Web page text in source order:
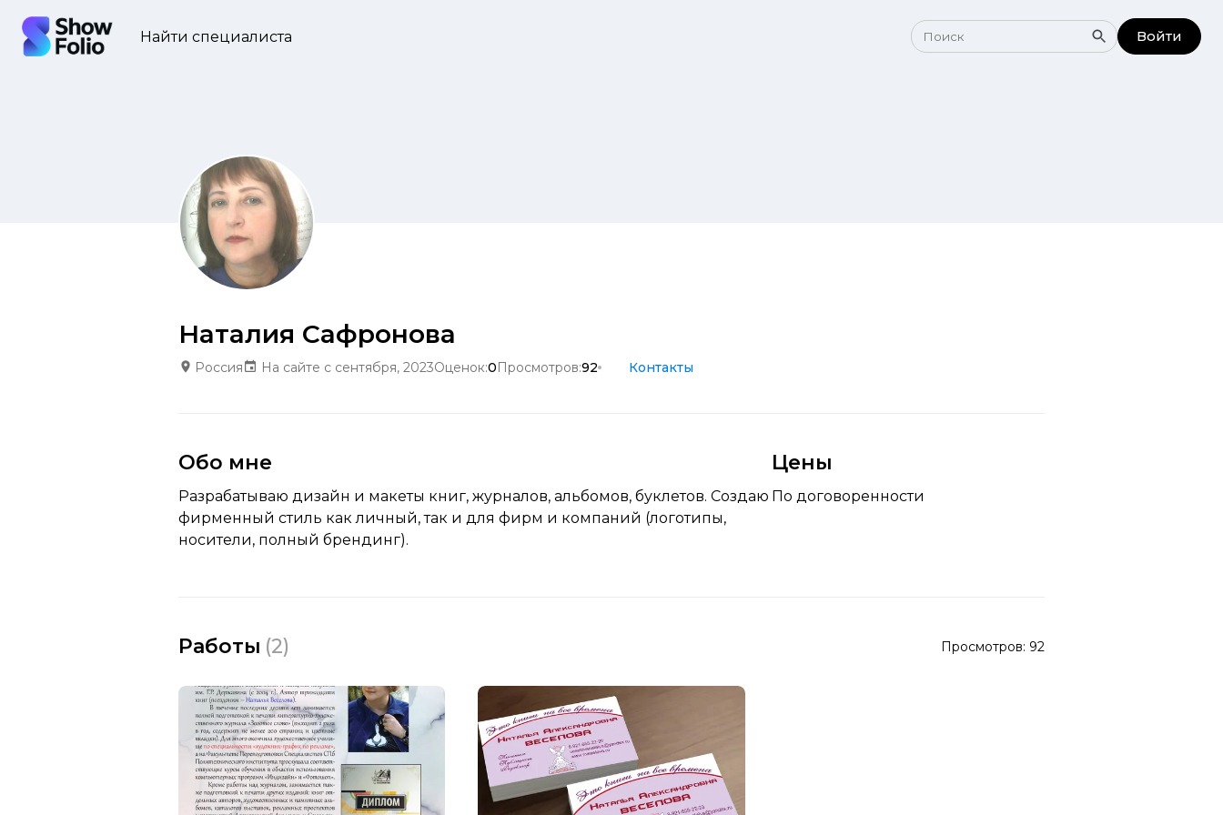
Найти специалиста Войти
Наталия Сафронова
Россия На сайте с сентября, 2023Оценок:0Просмотров:92 Контакты
Обо мне
Разрабатываю дизайн и макеты книг, журналов, альбомов, буклетов. Создаю
фирменный стиль как личный, так и для фирм и компаний (логотипы,
носители, полный брендинг).
Цены
По договоренности
Работы (2) Просмотров: 92